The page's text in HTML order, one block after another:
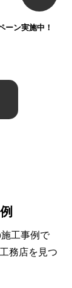
ーン実施中！
工事例で
務店を見つ